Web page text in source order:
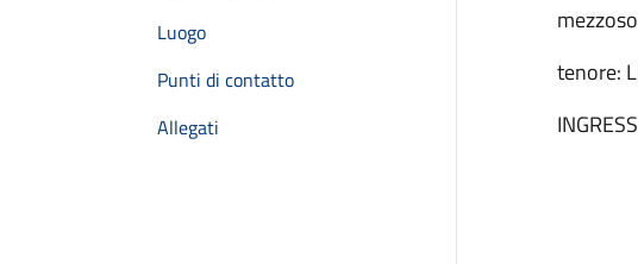
Luogo
Punti di contatto
Allegati
tenore: